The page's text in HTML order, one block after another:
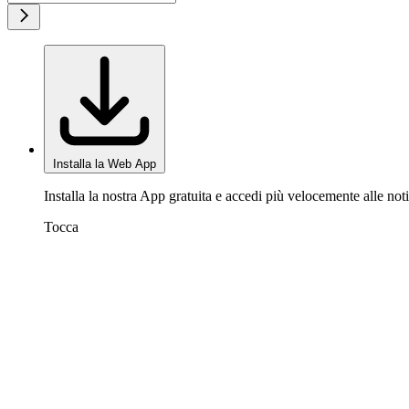
Installa la Web App
Installa la nostra App gratuita e accedi più velocemente alle
Tocca